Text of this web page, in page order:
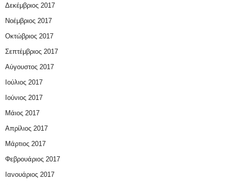
Δεκέμβριος 2017
Νοέμβριος 2017
Οκτώβριος 2017
Σεπτέμβριος 2017
Αύγουστος 2017
Ιούλιος 2017
Ιούνιος 2017
Μάιος 2017
Απρίλιος 2017
Μάρτιος 2017
Φεβρουάριος 2017
Ιανουάριος 2017